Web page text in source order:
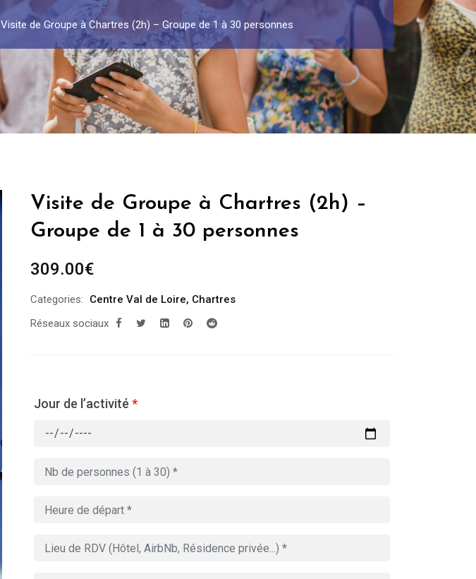
Visite de Groupe à Chartres (2h) – Groupe de 1 à 30 personnes
Visite de Groupe à Chartres (2h) –
Groupe de 1 à 30 personnes
309.00€
Categories: Centre Val de Loire, Chartres
Réseaux sociaux
Jour de l’activité *